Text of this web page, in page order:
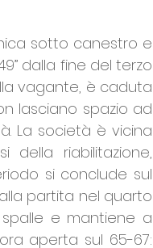
sotto canestro e
dalla fine del terzo
vagante, è caduta
lasciano spazio ad
La società è vicina
riabilitazione,
si conclude sul
partita nel quarto
e mantiene a
aperta sul 65-67: